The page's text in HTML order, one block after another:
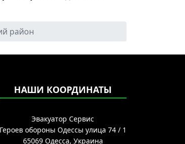
район
НАШИ КООРДИНАТЫ
Эвакуатор Сервис
Героев обороны Одессы улица 74 / 1
65069 Одесса, Украина